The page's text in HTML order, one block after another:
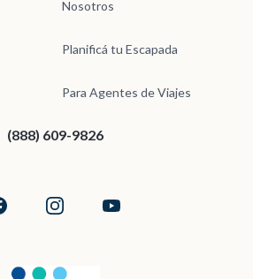
Nosotros
Planificá tu Escapada
Para Agentes de Viajes
(888) 609-9826
InstagramYouTube